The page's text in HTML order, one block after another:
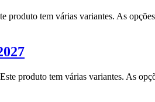
produto tem várias variantes. As
Este produto tem várias variantes. As